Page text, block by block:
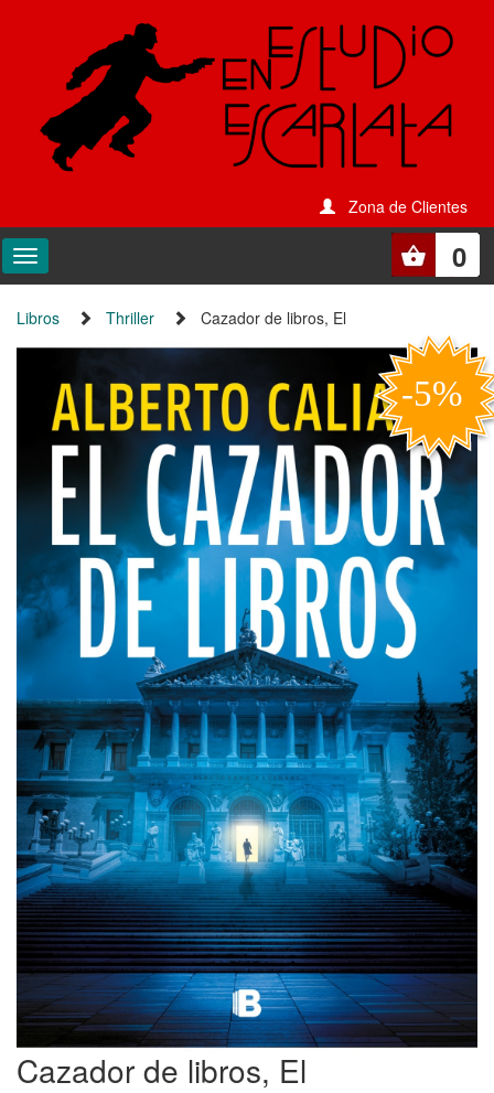
Zona de Clientes
0
Libros Thriller Cazador de libros, El
Cazador de libros, El